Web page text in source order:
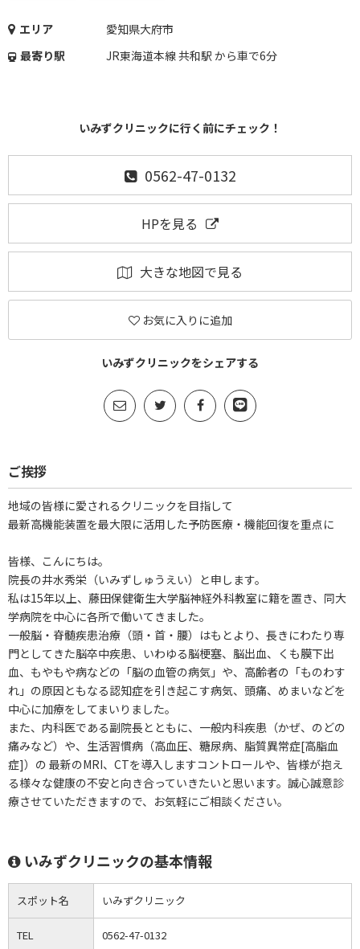
エリア
愛知県大府市
最寄り駅
JR東海道本線 共和駅 から車で6分
いみずクリニックに行く前にチェック！
0562-47-0132
HPを見る
大きな地図で見る
お気に入りに追加
いみずクリニックをシェアする
ご挨拶
地域の皆様に愛されるクリニックを目指して
最新高機能装置を最大限に活用した予防医療・機能回復を重点に
皆様、こんにちは。
院長の井水秀栄（いみずしゅうえい）と申します。
私は15年以上、藤田保健衛生大学脳神経外科教室に籍を置き、同大
学病院を中心に各所で働いてきました。
一般脳・脊髄疾患治療（頭・首・腰）はもとより、長きにわたり専
門としてきた脳卒中疾患、いわゆる脳梗塞、脳出血、くも膜下出
血、もやもや病などの「脳の血管の病気」や、高齢者の「ものわす
れ」の原因ともなる認知症を引き起こす病気、頭痛、めまいなどを
中心に加療をしてまいりました。
また、内科医である副院長とともに、一般内科疾患（かぜ、のどの
痛みなど）や、生活習慣病（高血圧、糖尿病、脂質異常症[高脂血
症]）の 最新のMRI、CTを導入しますコントロールや、皆様が抱え
る様々な健康の不安と向き合っていきたいと思います。誠心誠意診
療させていただきますので、お気軽にご相談ください。
いみずクリニックの基本情報
スポット名 いみずクリニック
TEL 0562-47-0132